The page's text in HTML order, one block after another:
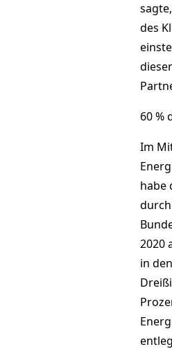
des
60 %
Im
habe
2020
in